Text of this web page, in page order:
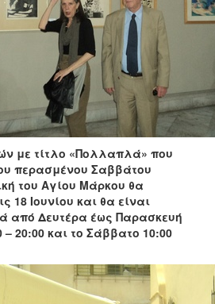
με τίτλο «Πολλαπλά» που
περασμένου Σαββάτου
του Αγίου Μάρκου θα
18 Ιουνίου και θα είναι
από Δευτέρα έως Παρασκευή
– 20:00 και το Σάββατο 10:00